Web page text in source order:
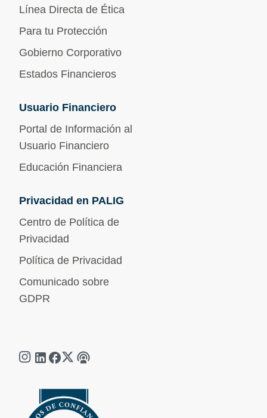
Línea Directa de Ética
Para tu Protección
Gobierno Corporativo
Estados Financieros
Usuario Financiero
Portal de Información al
Usuario Financiero
Educación Financiera
Privacidad en PALIG
Centro de Política de
Privacidad
Política de Privacidad
Comunicado sobre
GDPR